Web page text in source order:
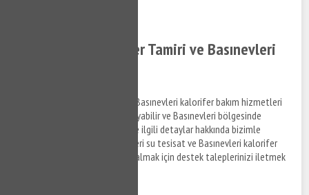
Basınevleri Kalorifer Tamiri ve Basınevleri
Basınevleri kalorifer tamiri ve Basınevleri kalorifer bakım hizmetleri
ile ilgili bilgi almak için bizi arayabilir ve Basınevleri bölgesinde
yaşadığınız tesisat sorunları ile ilgili detaylar hakkında bizimle
iletişim kurabilirsiniz. Basınevleri su tesisat ve Basınevleri kalorifer
tamiri hizmetleri ile ilgili bilgi almak için destek taleplerinizi iletmek